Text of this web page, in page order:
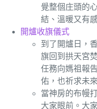
覺整個庄頭的
結、溫暖又有
開爐收旗儀式
到了開爐日，
旗回到拱天宮
任務向媽祖報
佑，也祈求未
當神房的布幔
大家眼前。大